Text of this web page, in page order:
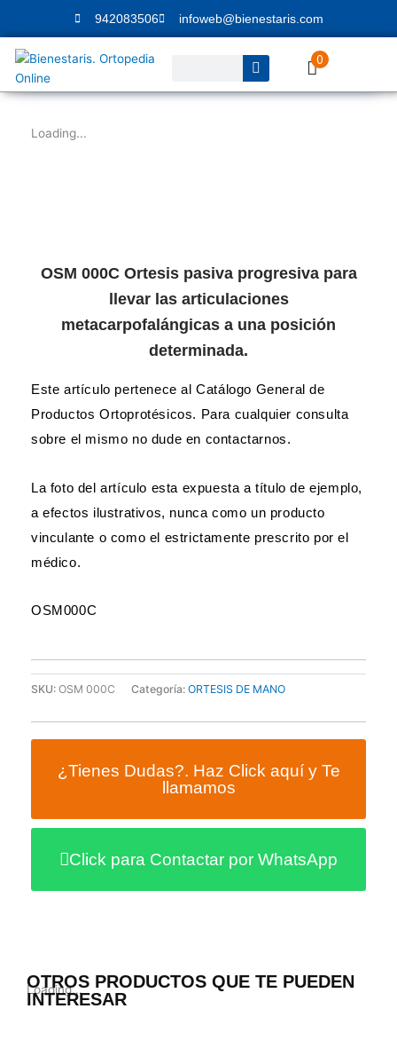
contenido
942083506 infoweb@bienestaris.com
0
Loading...
OSM 000C Ortesis pasiva progresiva para
llevar las articulaciones
metacarpofalángicas a una posición
determinada.
Este artículo pertenece al Catálogo General de
Productos Ortoprotésicos. Para cualquier consulta
sobre el mismo no dude en contactarnos.
La foto del artículo esta expuesta a título de ejemplo,
a efectos ilustrativos, nunca como un producto
vinculante o como el estrictamente prescrito por el
médico.
OSM000C
SKU: OSM 000C Categoría: ORTESIS DE MANO
¿Tienes Dudas?. Haz Click aquí y Te
llamamos
Click para Contactar por WhatsApp
Loading...
OTROS PRODUCTOS QUE TE PUEDEN
INTERESAR